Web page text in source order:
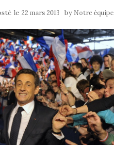
le 22 mars 2013 by Notre équipe